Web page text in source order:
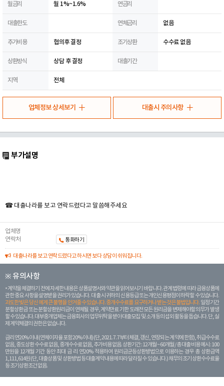
월금리 월 1%~1.6% 연금리
대출한도 연체금리 없음
추가비용 협의후 결정 조기상환 수수료 없음
상환방식 상담 후 결정 대출기간
지역 전체
업체정보 상세보기 대출시 주의사항
부가설명
☎ 대출나라를 보고 연락드렸다고 말씀해주세요
업체명
연락처
통화하기
대출나라를 보고 연락드렸다고 하시면 보다 상담이 쉬워집니다.
※ 유의사항
계약을 체결하기 전에 자세한 내용은 상품설명서와 약관을 읽어보시기 바랍니다. 관계 법령에 따라 금융상품에
관한 중요 사항을 설명받을 권리가 있습니다. 대 출 시 귀하의 신용등급 또는 개인신용평점이 하락할 수 있습니다.
과도한 빚은 당신 에게 큰 불행을 안겨줄 수 있습니다. 중개수수료를 요구하거나 받는 것은 불법입니다. 일정 기간
분할상환금 또는 분할상환원리금이 연체될 경우, 계약만료 기한 도래전 모든 원리금을 변제해야할 의무가 발생
할 수 있습니다. 대부중개업체는 금융회사의 업무위탁을 받아 대출모집 및 소개 등의 섭외 활동을 돕습니다. 단, 실
제 계약체결의 권한은 없습니다.
금리 연20% 이내 (연체이자율 포함 20% 이내) (단, 2021. 7. 7부터 체결, 갱신, 연장되는 계 약에 한함), 취급수수료
없음, 중도상환 수수료 없음, 중개수수료 없음, 추가비용 없음. 상환기간 : 12개월 ~ 60개월 / 총 대출 비용 예시 : 100
만원을 12개월 기간 동안 최대 금 리 연20% 적용하여 원리금균등상환방법으로 이용하는 경우 총 상환금액
1,111,614원 (단, 대출상품 및 상환방법 등 대출계약 내용에 따라 달라질 수 있습니다.) 채무의 조기 상환수수료율
등 조기상환조건 없음.